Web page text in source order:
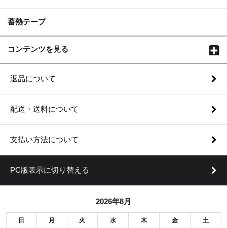
蓄熱テープ
コンテンツを見る
返品について
配送・送料について
支払い方法について
PC版表示に切り替える
2026年8月
日 月 火 水 木 金 土